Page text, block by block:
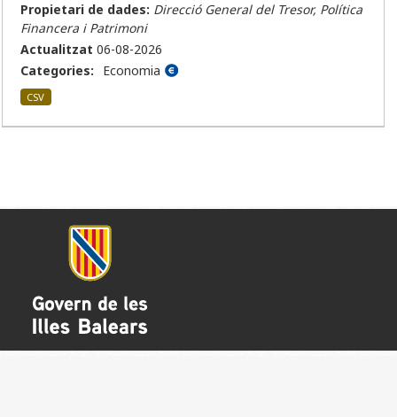
Propietari de dades: Direcció General del Tresor, Política
Financera i Patrimoni
Actualitzat 06-08-2026
Categories:
Economia
CSV